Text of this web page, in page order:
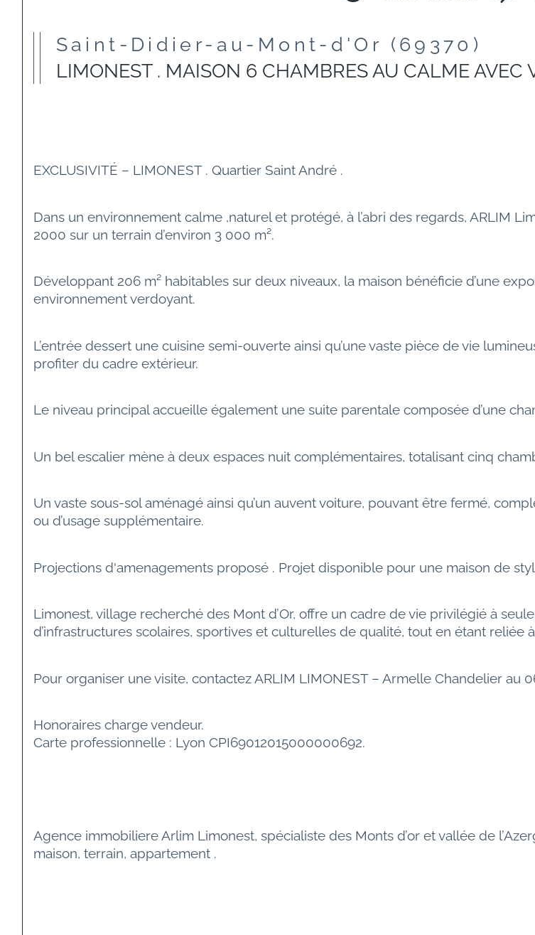
Saint-Didier-au-Mont-d'Or (69370)
LIMONEST . MAISON 6 CHAMBRES AU CALME AVEC
EXCLUSIVITÉ – LIMONEST . Quartier Saint André .
Dans un environnement calme ,naturel et protégé, à l’abri des regards, ARLIM
2000 sur un terrain d’environ 3 000 m².
Développant 206 m² habitables sur deux niveaux, la maison bénéficie d’une
environnement verdoyant.
L’entrée dessert une cuisine semi-ouverte ainsi qu’une vaste pièce de vie
profiter du cadre extérieur.
Le niveau principal accueille également une suite parentale composée d’une
Un bel escalier mène à deux espaces nuit complémentaires, totalisant cinq
Un vaste sous-sol aménagé ainsi qu’un auvent voiture, pouvant être fermé,
ou d’usage supplémentaire.
Projections d'amenagements proposé . Projet disponible pour une maison de
Limonest, village recherché des Mont d’Or, offre un cadre de vie privilégié à
d’infrastructures scolaires, sportives et culturelles de qualité, tout en étant reliée
Pour organiser une visite, contactez ARLIM LIMONEST – Armelle Chandelier au
Honoraires charge vendeur.
Carte professionnelle : Lyon CPI69012015000000692.
Agence immobiliere Arlim Limonest, spécialiste des Monts d’or et vallée de
maison, terrain, appartement .